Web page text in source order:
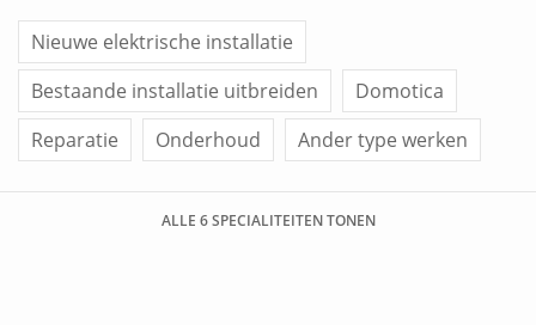
Nieuwe elektrische installatie
Bestaande installatie uitbreiden
Domotica
Reparatie
Onderhoud Ander type werken
ALLE 6 SPECIALITEITEN TONEN